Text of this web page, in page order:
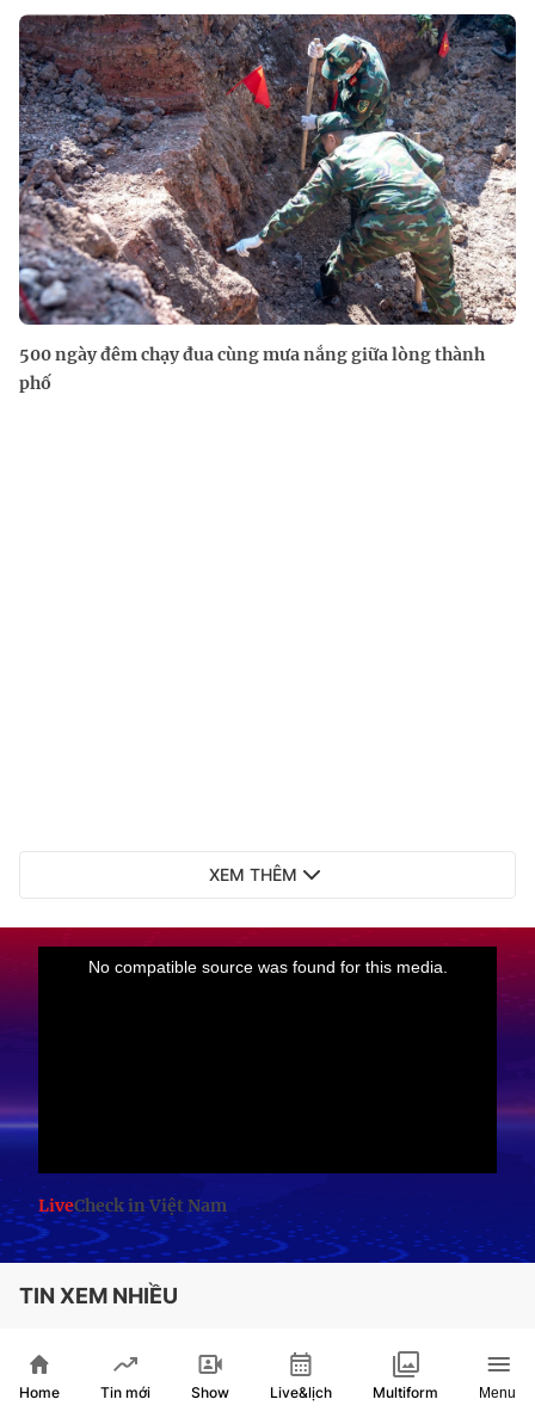
500 ngày đêm chạy đua cùng mưa nắng giữa lòng thành
phố
XEM THÊM
LiveCheck in Việt Nam
TIN XEM NHIỀU
Phong trào bóng rổ lan tỏa, góp phần phát
triển thể thao TP. Hồ Chí Minh
Home Tin mới Show Live&lịch Multiform Menu